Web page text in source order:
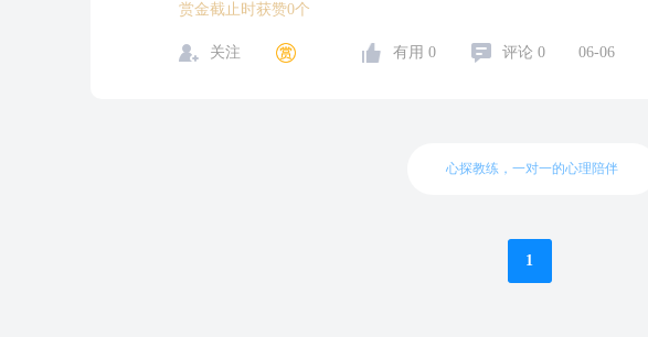
赏金截止时获赞0个
关注 有用 0 评论 0 06-06
心探教练，一对一的心理陪伴
1